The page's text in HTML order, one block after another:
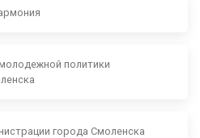
политики
города Смоленска